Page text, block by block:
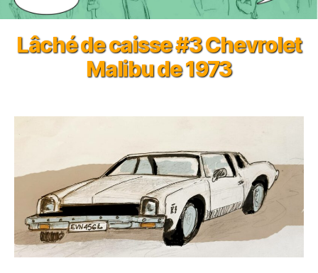
Catégories
CINEMA DESSINS NON CLASSÉ VOITURES
Lâché de caisse #3 Chevrolet
Malibu de 1973